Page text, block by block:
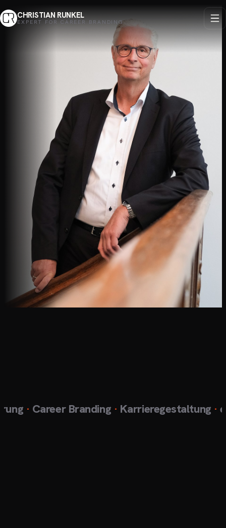
CHRISTIAN RUNKEL
EXPERT FOR CAREER BRANDING
·Career Branding· Karrieregestaltung·